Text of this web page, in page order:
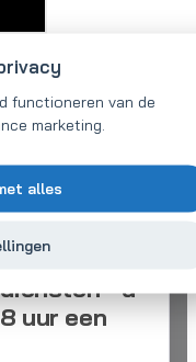
- u
uur een
functioneren van de
marketing.
alles